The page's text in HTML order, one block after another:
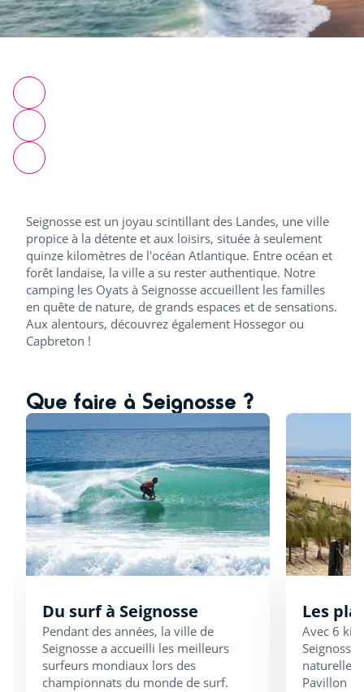
Seignosse est un joyau scintillant des Landes, une ville
propice à la détente et aux loisirs, située à seulement
quinze kilomètres de l'océan Atlantique. Entre océan et
forêt landaise, la ville a su rester authentique. Notre
camping les Oyats à Seignosse accueillent les familles
en quête de nature, de grands espaces et de sensations.
Aux alentours, découvrez également Hossegor ou
Capbreton !
Que faire à Seignosse ?
Du surf à Seignosse
Pendant des années, la ville de
Seignosse a accueilli les meilleurs
surfeurs mondiaux lors des
championnats du monde de surf.
Les
Avec 6
Seignosse
Pavillon